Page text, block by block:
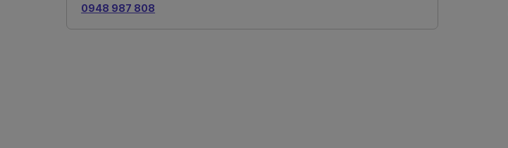
0948 987 808